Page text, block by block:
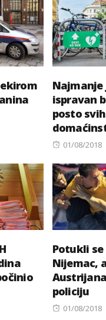
Najmanje
ispravan
posto
Posted
01/08/2018
Potukli se
Nijemac,
policiju
Posted
01/08/2018